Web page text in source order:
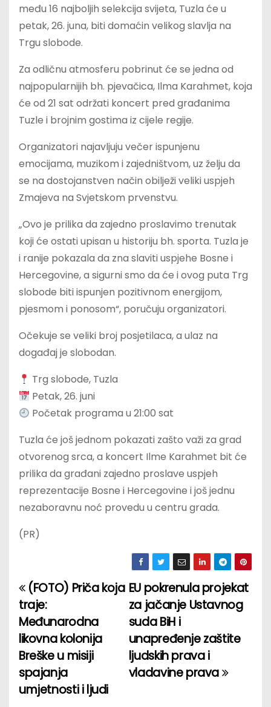
među 16 najboljih selekcija svijeta, Tuzla će u
petak, 26. juna, biti domaćin velikog slavlja na
Trgu slobode.
Za odličnu atmosferu pobrinut će se jedna od
najpopularnijih bh. pjevačica, Ilma Karahmet, koja
će od 21 sat održati koncert pred građanima
Tuzle i brojnim gostima iz cijele regije.
Organizatori najavljuju večer ispunjenu
emocijama, muzikom i zajedništvom, uz želju da
se na dostojanstven način obilježi veliki uspjeh
Zmajeva na Svjetskom prvenstvu.
„Ovo je prilika da zajedno proslavimo trenutak
koji će ostati upisan u historiju bh. sporta. Tuzla je
i ranije pokazala da zna slaviti uspjehe Bosne i
Hercegovine, a sigurni smo da će i ovog puta Trg
slobode biti ispunjen pozitivnom energijom,
pjesmom i ponosom“, poručuju organizatori.
Očekuje se veliki broj posjetilaca, a ulaz na
događaj je slobodan.
Trg slobode, Tuzla
Petak, 26. juni
Početak programa u 21:00 sat
Tuzla će još jednom pokazati zašto važi za grad
otvorenog srca, a koncert Ilme Karahmet bit će
prilika da građani zajedno proslave uspjeh
reprezentacije Bosne i Hercegovine i još jednu
nezaboravnu noć provedu u centru grada.
(PR)
P
o
s
t
n
EU pokrenula projekat
za jačanje Ustavnog
suda BiH i
unapređenje zaštite
ljudskih prava i
vladavine prava
(FOTO) Priča koja
traje:
Međunarodna
likovna kolonija
Breške u misiji
spajanja
umjetnosti i ljudi